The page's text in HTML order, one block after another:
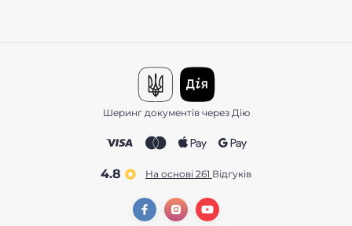
Шеринг документів через Дію
4.8 На основі 261 відгуків